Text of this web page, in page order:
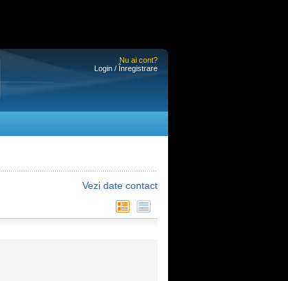
Nu ai cont?
Login / Înregistrare
Vezi date contact